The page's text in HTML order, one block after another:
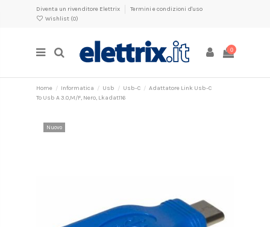
Diventa un rivenditore Elettrix
Termini e condizioni d'uso
Wishlist (0)
0
Home Informatica Usb Usb-C
Adattatore Link Usb-C
To Usb A 3.0,M/F, Nero, Lkadat116
Nuovo